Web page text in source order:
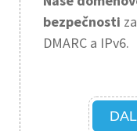
bezpečnosti
DMARC a IPv6.